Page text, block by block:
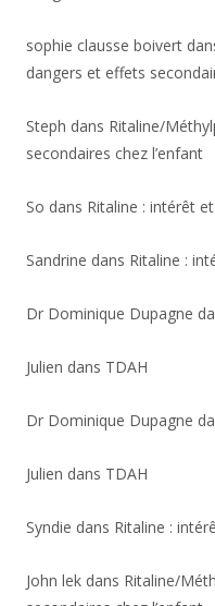
sophie clausse boivert
dangers et effets
Steph dans Ritaline/
secondaires chez l’enfant
So dans Ritaline : intérêt
Sandrine dans Ritaline :
Dr Dominique Dupagne
Julien dans TDAH
Dr Dominique Dupagne
Julien dans TDAH
Syndie dans Ritaline :
John lek dans Ritaline/